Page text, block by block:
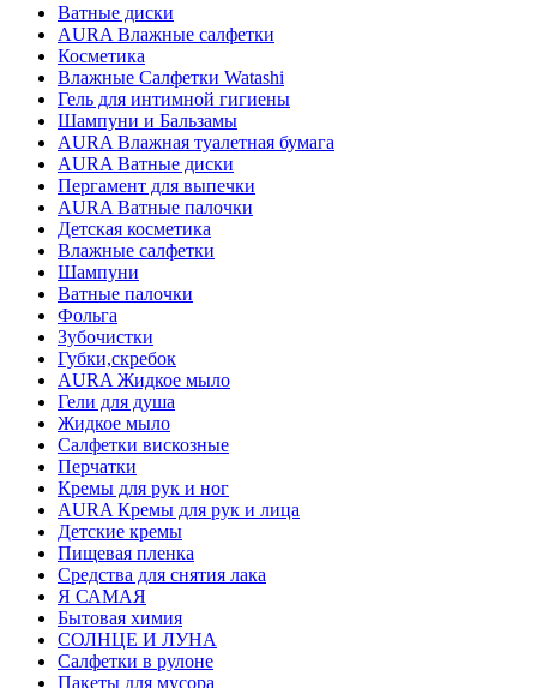
Ватные диски
AURA Влажные салфетки
Косметика
Влажные Салфетки Watashi
Гель для интимной гигиены
Шампуни и Бальзамы
AURA Влажная туалетная бумага
AURA Ватные диски
Пергамент для выпечки
AURA Ватные палочки
Детская косметика
Влажные салфетки
Шампуни
Ватные палочки
Фольга
Зубочистки
Губки,скребок
AURA Жидкое мыло
Гели для душа
Жидкое мыло
Салфетки вискозные
Перчатки
Кремы для рук и ног
AURA Кремы для рук и лица
Детские кремы
Пищевая пленка
Средства для снятия лака
Я САМАЯ
Бытовая химия
СОЛНЦЕ И ЛУНА
Салфетки в рулоне
Пакеты для мусора